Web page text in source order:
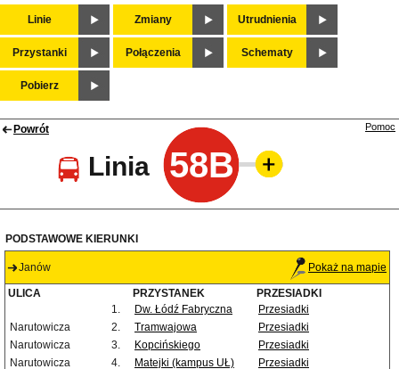
Linie Zmiany Utrudnienia
Przystanki Połączenia Schematy
Pobierz
Powrót
Linia 58B
Pomoc
PODSTAWOWE KIERUNKI
Janów Pokaż na mapie
ULICA PRZYSTANEK
PRZESIADKI
1.
Dw. Łódź Fabryczna
Przesiadki
Narutowicza
2. Tramwajowa
Przesiadki
Narutowicza
3. Kopcińskiego
Przesiadki
Narutowicza
4. Matejki (kampus UŁ)
Przesiadki